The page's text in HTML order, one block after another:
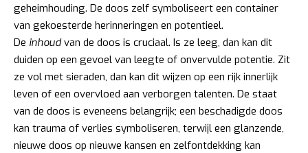
geheimhouding. De doos zelf symboliseert een container
van gekoesterde herinneringen en potentieel.
De inhoudvan de doos is cruciaal. Is ze leeg, dan kan dit
duiden op een gevoel van leegte of onvervulde potentie. Zit
ze vol met sieraden, dan kan dit wijzen op een rijk innerlijk
leven of een overvloed aan verborgen talenten. De staat
van de doos is eveneens belangrijk; een beschadigde doos
kan trauma of verlies symboliseren, terwijl een glanzende,
nieuwe doos op nieuwe kansen en zelfontdekking kan